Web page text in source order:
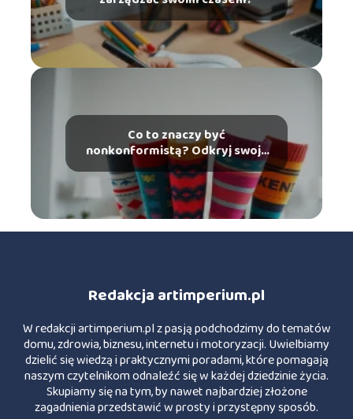
Co to znaczy być
nonkonformistą? Odkryj swoją
indywidualność!
Redakcja artimperium.pl
W redakcji artimperium.pl z pasją podchodzimy do tematów
domu, zdrowia, biznesu, internetu i motoryzacji. Uwielbiamy
dzielić się wiedzą i praktycznymi poradami, które pomagają
naszym czytelnikom odnaleźć się w każdej dziedzinie życia.
Skupiamy się na tym, by nawet najbardziej złożone
zagadnienia przedstawić w prosty i przystępny sposób.